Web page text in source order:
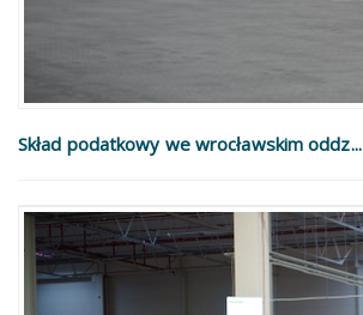
Skład podatkowy we wrocławskim oddz...